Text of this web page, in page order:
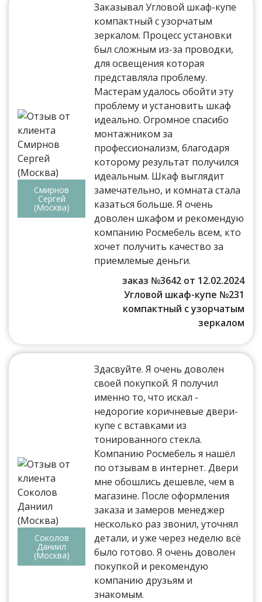
Смирнов
Сергей
(Москва)
Заказывал Угловой шкаф-купе
компактный с узорчатым
зеркалом. Процесс установки
был сложным из-за проводки,
для освещения которая
представляла проблему.
Мастерам удалось обойти эту
проблему и установить шкаф
идеально. Огромное спасибо
монтажником за
профессионализм, благодаря
которому результат получился
идеальным. Шкаф выглядит
замечательно, и комната стала
казаться больше. Я очень
доволен шкафом и рекомендую
компанию Росмебель всем, кто
хочет получить качество за
приемлемые деньги.
заказ №3642 от 12.02.2024
Угловой шкаф-купе №231
компактный с узорчатым
зеркалом
Соколов
Даниил
(Москва)
Здасвуйте. Я очень доволен
своей покупкой. Я получил
именно то, что искал -
недорогие коричневые двери-
купе с вставками из
тонированного стекла.
Компанию Росмебель я нашёл
по отзывам в интернет. Двери
мне обошлись дешевле, чем в
магазине. После оформления
заказа и замеров менеджер
несколько раз звонил, уточнял
детали, и уже через неделю всё
было готово. Я очень доволен
покупкой и рекомендую
компанию друзьям и
знакомым.